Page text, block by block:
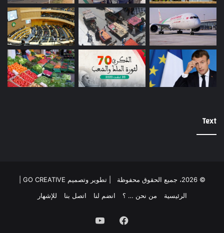
Text
© 2026، جميع الحقوق محفوظة | تطوير وتصميم GO CREATIVE
الرئيسية
من نحن … ؟ انضم لنا اتصل بنا للإشهار
فيسبوك